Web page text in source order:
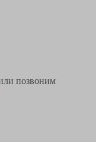
позвоним